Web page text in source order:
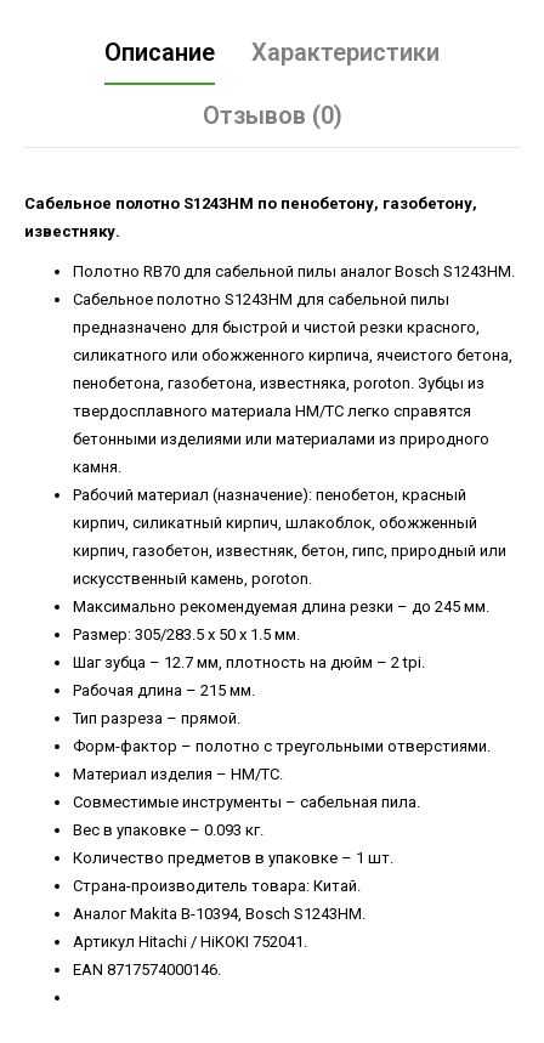
Описание Характеристики
Отзывов (0)
Сабельное полотно S1243HM по пенобетону, газобетону,
известняку.
Полотно RB70 для сабельной пилы аналог Bosch S1243HM.
Сабельное полотно S1243HM для сабельной пилы
предназначено для быстрой и чистой резки красного,
силикатного или обожженного кирпича, ячеистого бетона,
пенобетона, газобетона, известняка, poroton. Зубцы из
твердосплавного материала HM/TC легко справятся
бетонными изделиями или материалами из природного
камня.
Рабочий материал (назначение): пенобетон, красный
кирпич, силикатный кирпич, шлакоблок, обожженный
кирпич, газобетон, известняк, бетон, гипс, природный или
искусственный камень, poroton.
Максимально рекомендуемая длина резки – до 245 мм.
Размер: 305/283.5 х 50 х 1.5 мм.
Шаг зубца – 12.7 мм, плотность на дюйм – 2 tpi.
Рабочая длина – 215 мм.
Тип разреза – прямой.
Форм-фактор – полотно с треугольными отверстиями.
Материал изделия – HM/TC.
Совместимые инструменты – сабельная пила.
Вес в упаковке – 0.093 кг.
Количество предметов в упаковке – 1 шт.
Страна-производитель товара: Китай.
Аналог Makita B-10394, Bosch S1243HM.
Артикул Hitachi / HiKOKI 752041.
​​​​​​​EAN 8717574000146.